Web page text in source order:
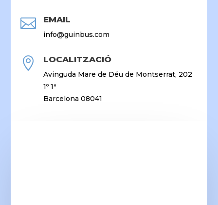
 EMAIL
info@guinbus.com
 LOCALITZACIÓ
Avinguda Mare de Déu de Montserrat, 202
1º 1ª
Barcelona 08041